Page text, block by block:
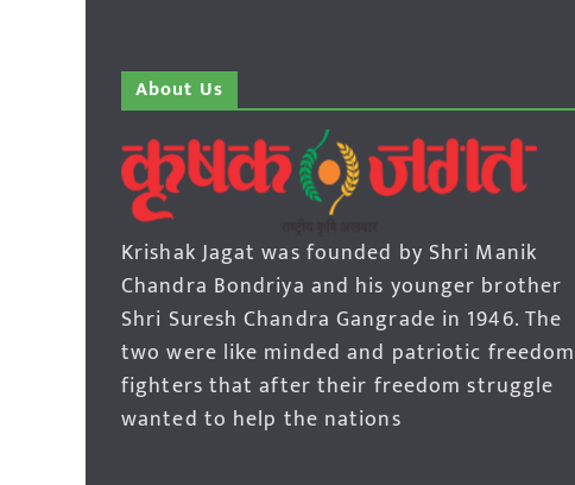
About Us
Krishak Jagat was founded by Shri Manik
Chandra Bondriya and his younger brother
Shri Suresh Chandra Gangrade in 1946. The
two were like minded and patriotic freedom
fighters that after their freedom struggle
wanted to help the nations